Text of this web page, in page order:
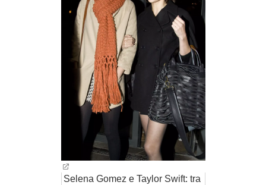
Selena Gomez e Taylor Swift: tra